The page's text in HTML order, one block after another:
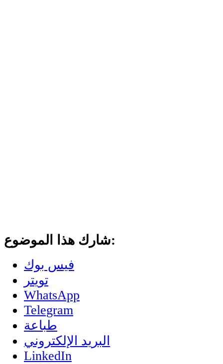
شارك هذا الموضوع:
فيس بوك
تويتر
WhatsApp
Telegram
طباعة
البريد الإلكتروني
LinkedIn